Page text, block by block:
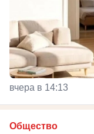
вчера в 14:13
Общество